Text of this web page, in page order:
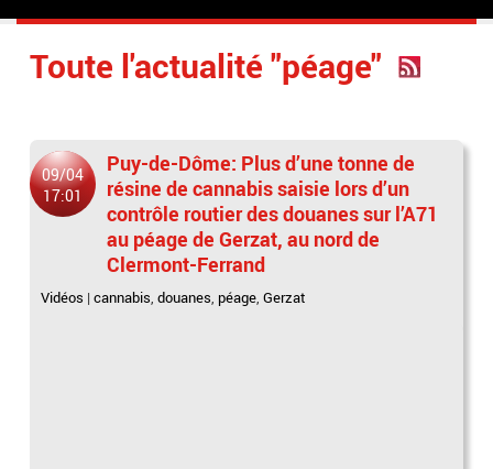
Toute l'actualité "péage"
09/04
17:01
Puy-de-Dôme: Plus d’une tonne de
résine de cannabis saisie lors d’un
contrôle routier des douanes sur l’A71
au péage de Gerzat, au nord de
Clermont-Ferrand
Vidéos |cannabis,douanes, péage,Gerzat